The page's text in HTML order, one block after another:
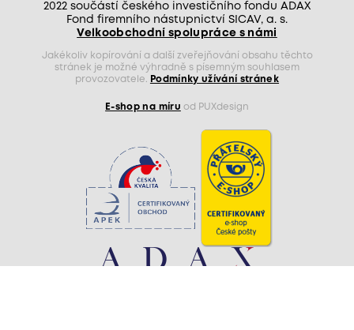
2022 součástí českého investičního fondu ADAX
Fond firemního nástupnictví SICAV, a. s.
Velkoobchodní spolupráce s námi
Jakékoliv kopírování a další zveřejňování obsahu těchto
stránek je možné výhradně s písemným souhlasem
provozovatele.
Podmínky užívání stránek
E-shop na míru od PUXdesign